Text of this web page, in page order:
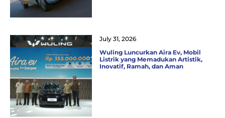
Wuling Luncurkan Aira Ev, Mobil
Listrik yang Memadukan Artistik,
Inovatif, Ramah, dan Aman
July 31, 2026